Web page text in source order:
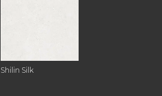
Shilin Silk